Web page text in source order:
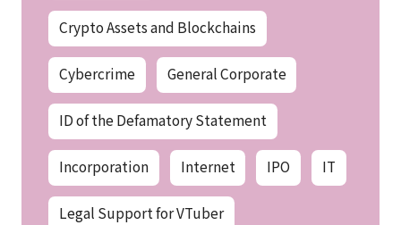
Crypto Assets and Blockchains
Cybercrime General Corporate
ID of the Defamatory Statement
Incorporation Internet IPO IT
Legal Support for VTuber